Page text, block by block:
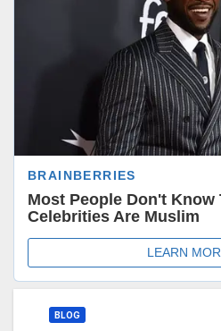
BLOG